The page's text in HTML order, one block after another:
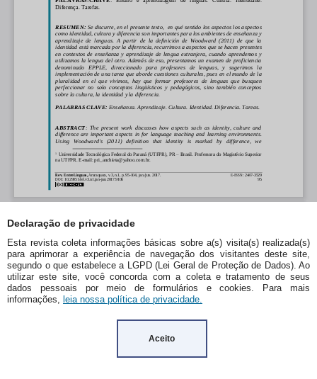
Declaração de privacidade
Esta revista coleta informações básicas sobre a(s) visita(s) realizada(s)
para aprimorar a experiência de navegação dos visitantes deste site,
segundo o que estabelece a LGPD (Lei Geral de Proteção de Dados). Ao
utilizar este site, você concorda com a coleta e tratamento de seus
dados pessoais por meio de formulários e cookies. Para mais
informações, leia nossa política de privacidade.
Aceito